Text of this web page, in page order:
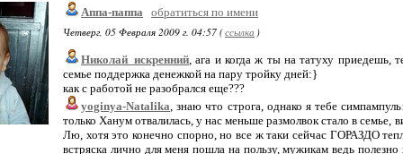
Аппа-паппа
обратиться по имени
Четверг, 05 Февраля 2009 г. 04:57 (ссылка )
Николай_искренний, ага и когда ж ты на татуху приедешь,
семье поддержка денежкой на пару тройку дней:}
как с работой не разобрался еще???
yoginya-Natalika, знаю что строга, однако я тебе
только Ханум отвалилась, у нас меньше размолвок стало в семье,
Лю, хотя это конечно спорно, но все ж таки сейчас ГОРАЗДО
встряска лично для меня пошла на пользу, мужикам ведь